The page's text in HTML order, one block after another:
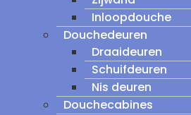
Inloopdouche
Douchedeuren
Draaideuren
Schuifdeuren
Nis deuren
Douchecabines